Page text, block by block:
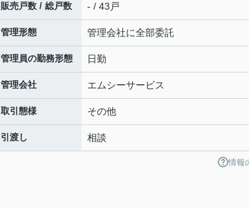
販売戸数 / 総戸数 - / 43戸
管理形態 管理会社に全部委託
管理員の勤務形態 日勤
管理会社 エムシーサービス
取引態様 その他
引渡し 相談
情報